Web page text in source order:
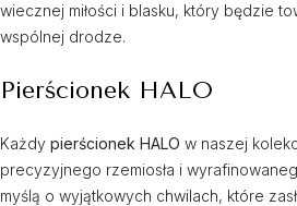
wiecznej miłości i blasku, który będzie
wspólnej drodze.
Pierścionek HALO
Każdy pierścionek HALO w naszej
precyzyjnego rzemiosła i
myślą o wyjątkowych chwilach, które